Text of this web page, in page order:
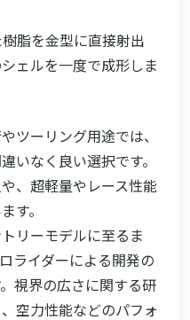
脂を金型に直接射出
ェルを一度で成形しま
ツーリング用途では、
いなく良い選択です。
、超軽量やレース性能
す。
リーモデルに至るま
ライダーによる開発の
視界の広さに関する研
空力性能などのパフォ